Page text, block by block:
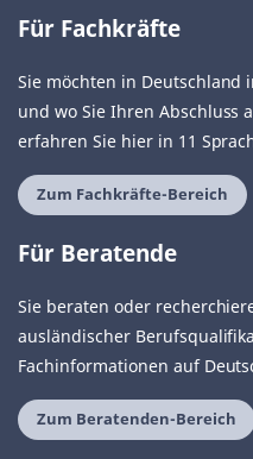
Für Fachkräfte
Sie möchten in Deutschland
und wo Sie Ihren Abschluss
erfahren Sie hier in 11
Zum Fachkräfte-Bereich
Für Beratende
Sie beraten oder
ausländischer
Fachinformationen auf
Zum Beratenden-Bereich